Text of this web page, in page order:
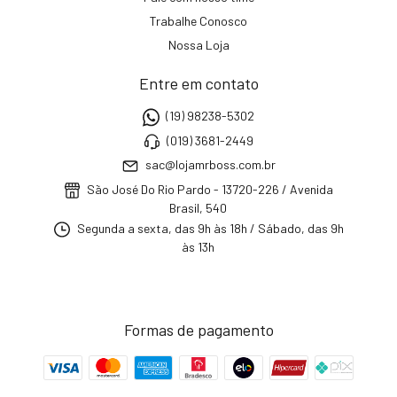
Trabalhe Conosco
Nossa Loja
Entre em contato
(19) 98238-5302
(019) 3681-2449
sac@lojamrboss.com.br
São José Do Rio Pardo - 13720-226 / Avenida
Brasil, 540
Segunda a sexta, das 9h às 18h / Sábado, das 9h
às 13h
Formas de pagamento